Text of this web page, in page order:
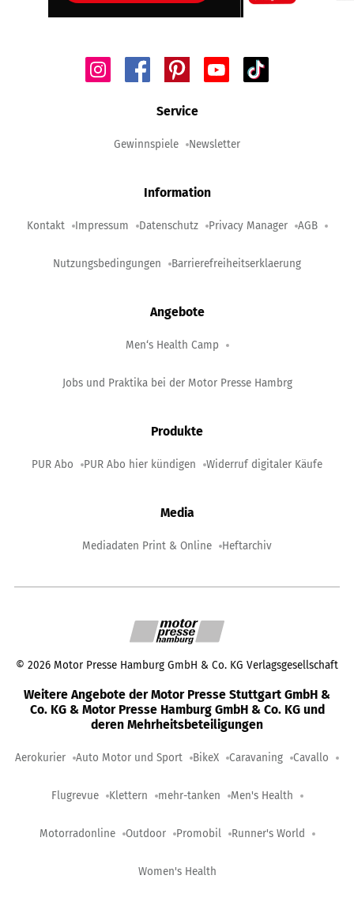
Service
Gewinnspiele Newsletter
Information
Kontakt Impressum Datenschutz Privacy Manager AGB
Nutzungsbedingungen Barrierefreiheitserklaerung
Angebote
Men‘s Health Camp
Jobs und Praktika bei der Motor Presse Hambrg
Produkte
PUR Abo PUR Abo hier kündigen Widerruf digitaler Käufe
Media
Mediadaten Print & Online Heftarchiv
© 2026 Motor Presse Hamburg GmbH & Co. KG Verlagsgesellschaft
Weitere Angebote der Motor Presse Stuttgart GmbH &
Co. KG & Motor Presse Hamburg GmbH & Co. KG und
deren Mehrheitsbeteiligungen
Aerokurier Auto Motor und Sport BikeX Caravaning Cavallo
Flugrevue Klettern mehr-tanken Men's Health
Motorradonline Outdoor Promobil Runner's World
Women's Health